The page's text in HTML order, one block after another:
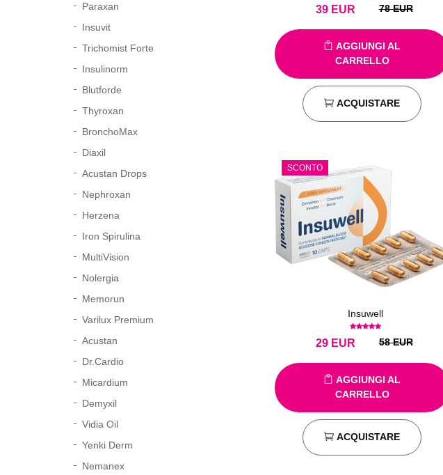
Paraxan
Insuvit
Trichomist Forte
Insulinorm
Blutforde
Thyroxan
BronchoMax
Diaxil
Acustan Drops
Nephroxan
Herzena
Iron Spirulina
MultiVision
Nolergia
Memorun
Varilux Premium
Acustan
Dr.Cardio
Micardium
Demyxil
Vidia Oil
Yenki Derm
Nemanex
EUR
39 78 EUR
AGGIUNGI AL
CARRELLO
ACQUISTARE
SCONTO
Insuwell
EUR
29 58 EUR
AGGIUNGI AL
CARRELLO
ACQUISTARE